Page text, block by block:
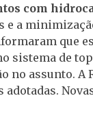
com
e a
que
sistema de
no assunto. A
adotadas.